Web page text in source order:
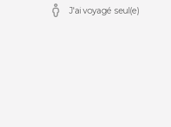
J'ai voyagé seul(e)